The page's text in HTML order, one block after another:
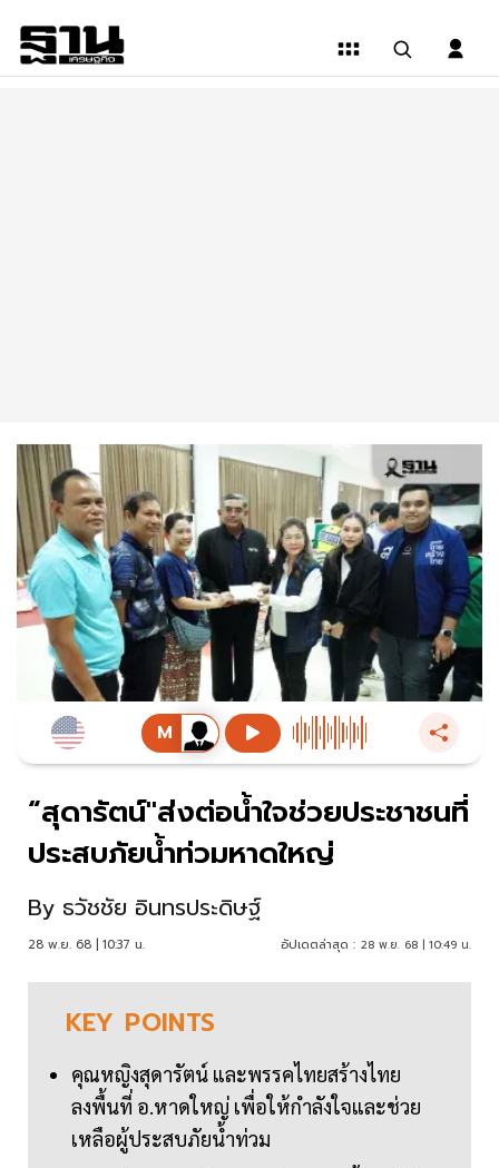
“สุดารัตน์"ส่งต่อน้ำใจช่วยประชาชนที่
ประสบภัยน้ำท่วมหาดใหญ่
By ธวัชชัย อินทรประดิษฐ์
28 พ.ย. 68 | 10:37 น. อัปเดตล่าสุด : 28 พ.ย. 68 | 10:49 น.
KEY POINTS
คุณหญิงสุดารัตน์ และพรรคไทยสร้างไทย
ลงพื้นที่ อ.หาดใหญ่ เพื่อให้กำลังใจและช่วย
เหลือผู้ประสบภัยน้ำท่วม